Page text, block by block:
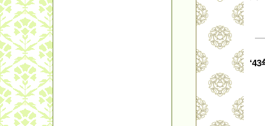
‘43